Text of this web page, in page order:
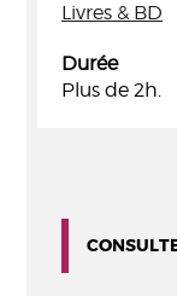
Livres & BD
Durée
Plus de 2h.